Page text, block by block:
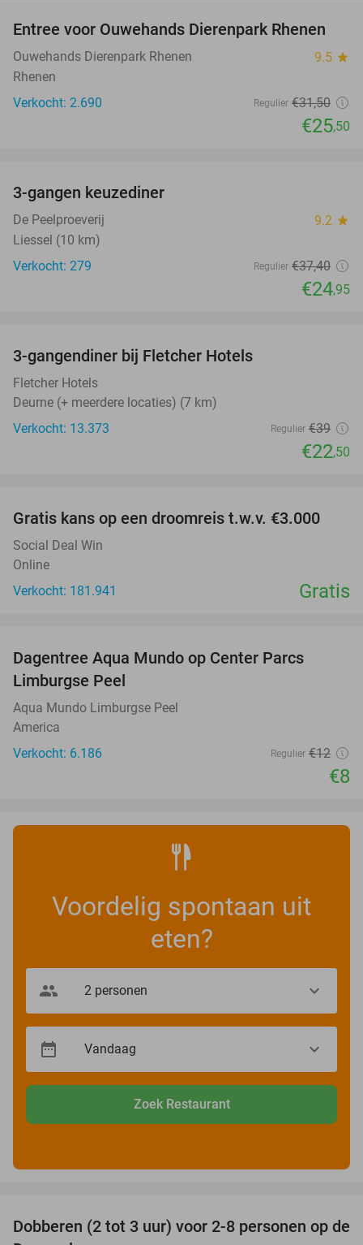
19%
TODAY
Entree voor Ouwehands Dierenpark Rhenen
Ouwehands Dierenpark Rhenen 9.5 star
Rhenen
Verkocht: 2.690
Regulier €31,50
€25,50
3-gangen keuzediner
De Peelproeverij 9.2 star
Liessel (10 km)
Verkocht: 279
Regulier €37,40
€24,95
3-gangendiner bij Fletcher Hotels
Fletcher Hotels
Deurne (+ meerdere locaties) (7 km)
Verkocht: 13.373
Regulier €39
€22,50
Gratis kans op een droomreis t.w.v. €3.000
Social Deal Win
Online
Verkocht: 181.941
Gratis
Dagentree Aqua Mundo op Center Parcs
Limburgse Peel
Aqua Mundo Limburgse Peel
America
Verkocht: 6.186
Regulier €12
€8
Voordelig spontaan uit
eten?
Zoek Restaurant
29%
Dobberen (2 tot 3 uur) voor 2-8 personen op de